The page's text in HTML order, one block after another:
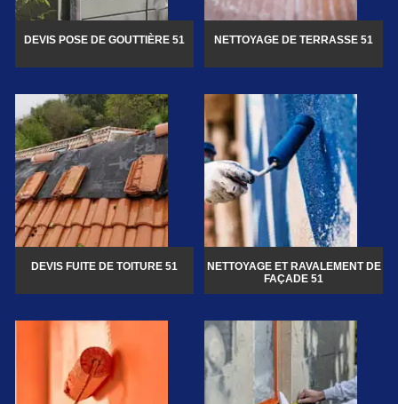
DEVIS POSE DE GOUTTIÈRE 51 NETTOYAGE DE TERRASSE 51
DEVIS FUITE DE TOITURE 51
NETTOYAGE ET RAVALEMENT DE
FAÇADE 51